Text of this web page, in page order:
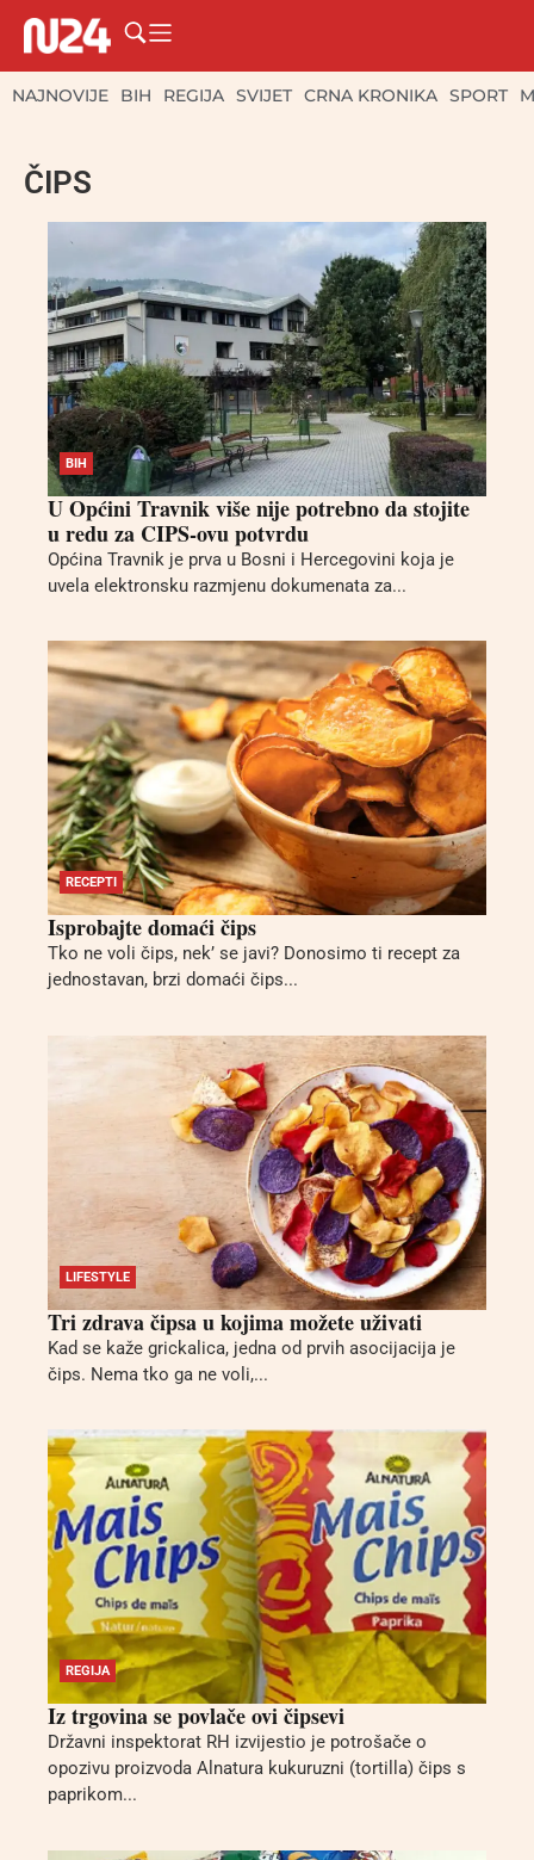
NAJNOVIJE BIH REGIJA SVIJET CRNA KRONIKA SPORT
ČIPS
BIH
U Općini Travnik više nije potrebno da stojite
u redu za CIPS-ovu potvrdu
Općina Travnik je prva u Bosni i Hercegovini koja je
uvela elektronsku razmjenu dokumenata za...
RECEPTI
Isprobajte domaći čips
Tko ne voli čips, nek’ se javi? Donosimo ti recept za
jednostavan, brzi domaći čips...
LIFESTYLE
Tri zdrava čipsa u kojima možete uživati
Kad se kaže grickalica, jedna od prvih asocijacija je
čips. Nema tko ga ne voli,...
REGIJA
Iz trgovina se povlače ovi čipsevi
Državni inspektorat RH izvijestio je potrošače o
opozivu proizvoda Alnatura kukuruzni (tortilla) čips s
paprikom...